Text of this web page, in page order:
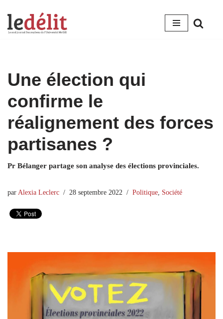
Aller
Une élection qui
confirme le
réalignement des forces
partisanes ?
Pr Bélanger partage son analyse des élections provinciales.
par Alexia Leclerc 28 septembre 2022 Politique Société